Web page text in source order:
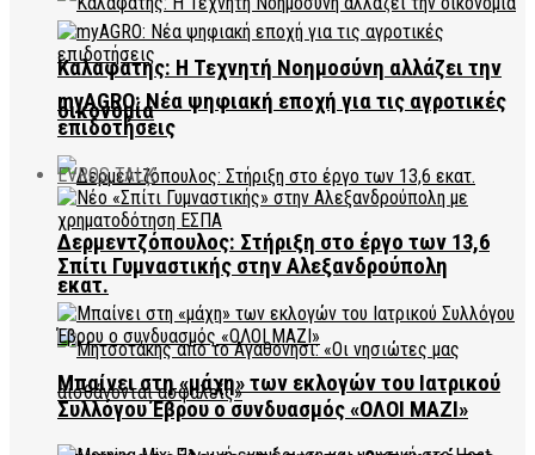
Καλαφάτης: Η Τεχνητή Νοημοσύνη αλλάζει την
οικονομία
Δερμεντζόπουλος: Στήριξη στο έργο των 13,6
εκατ.
myAGRO: Νέα ψηφιακή εποχή για τις αγροτικές
επιδοτήσεις
EVROS TALK
Σπίτι Γυμναστικής στην Αλεξανδρούπολη
Μπαίνει στη «μάχη» των εκλογών του Ιατρικού
Συλλόγου Έβρου ο συνδυασμός «ΟΛΟΙ ΜΑΖΙ»